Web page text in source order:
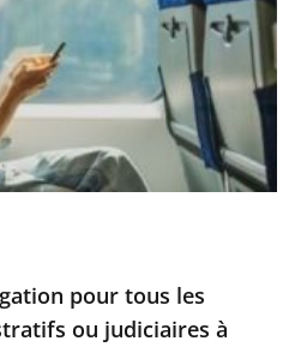
pour tous les
ou judiciaires à